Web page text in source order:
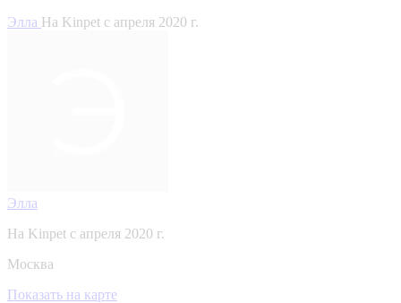
Элла На Kinpet c апреля 2020 г.
Элла
На Kinpet c апреля 2020 г.
Москва
Показать на карте